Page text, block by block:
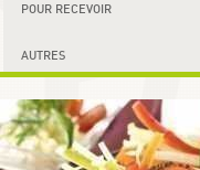
POUR RECEVOIR
AUTRES